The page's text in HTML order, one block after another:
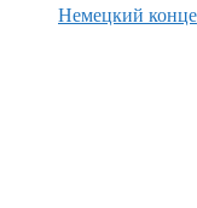
Немецкий